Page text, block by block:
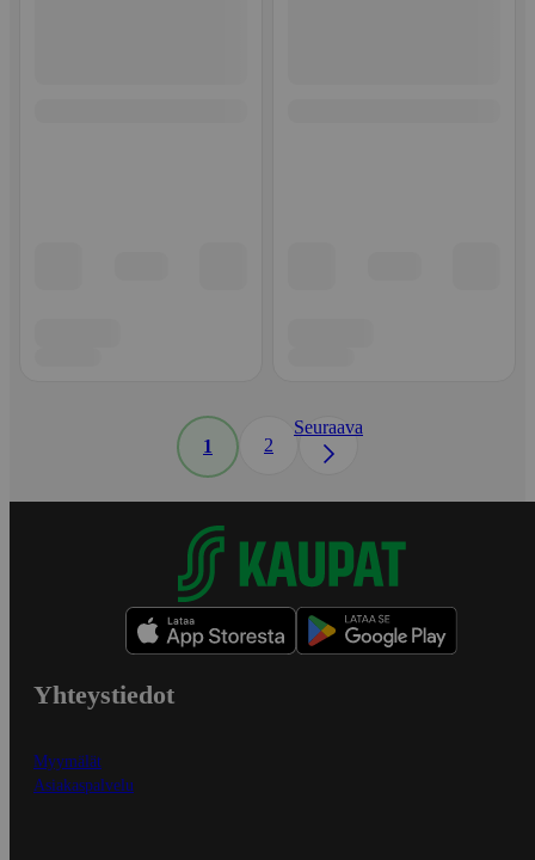
1 2
Seuraava
Yhteystiedot
Myymälät
Asiakaspalvelu